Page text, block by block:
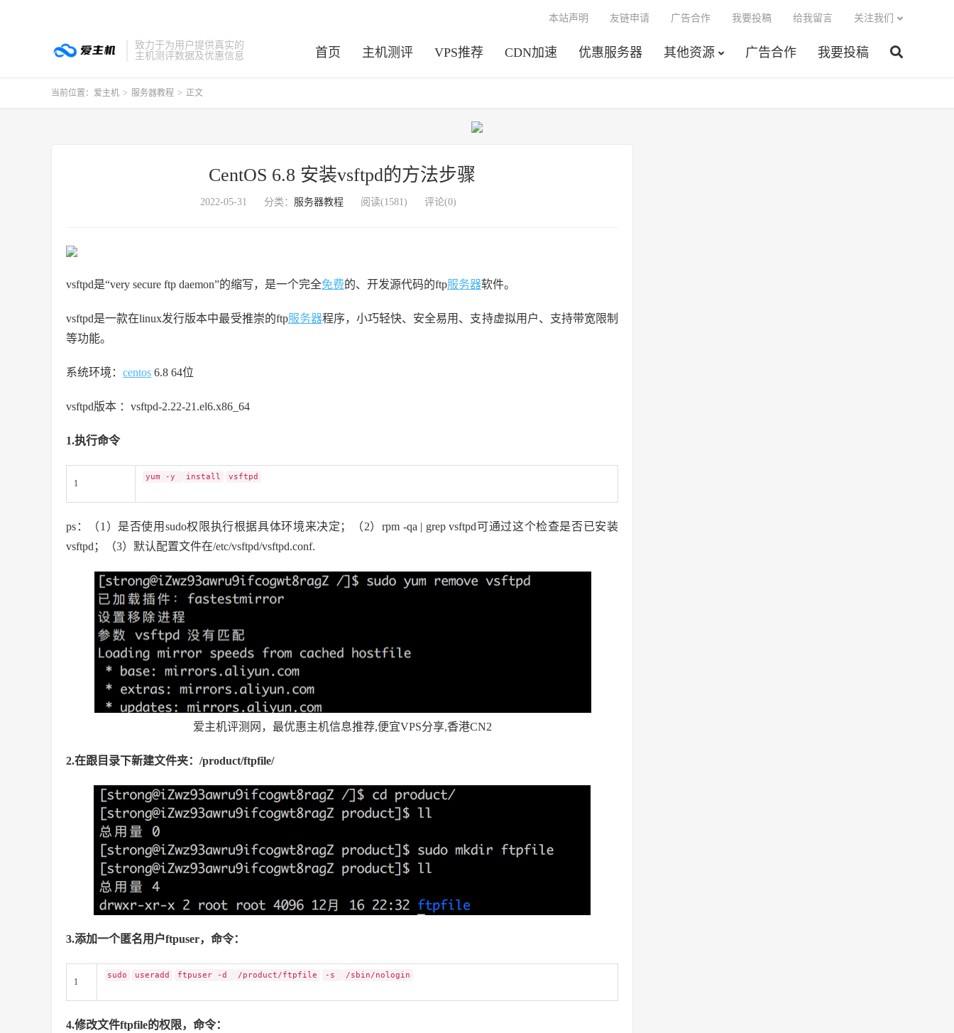
致力于为用户提供真实的
主机测评数据及优惠信息
首页 主机测评 VPS推荐 CDN加速 优惠服务器 其他资源 广告合作 我要投稿
本站声明 友链申请 广告合作 我要投稿 给我留言 关注我们
当前位置： 爱主机 > 服务器教程 > 正文
CentOS 6.8 安装vsftpd的方法步骤
2022-05-31 分类： 服务器教程 阅读(1581) 评论(0)
vsftpd是“very secure ftp daemon”的缩写，是一个完全免费的、开发源代码的ftp服务器软件。
vsftpd是一款在linux发行版本中最受推崇的ftp服务器程序，小巧轻快、安全易用、支持虚拟用户、支持带宽限制
等功能。
系统环境： centos 6.8 64位
vsftpd版本 ：vsftpd-2.22-21.el6.x86_64
1.执行命令
1
yum -y install vsftpd
ps：（1）是否使用sudo权限执行根据具体环境来决定；（2）rpm -qa | grep vsftpd可通过这个检查是否已安装
vsftpd；（3）默认配置文件在/etc/vsftpd/vsftpd.conf.
爱主机评测网，最优惠主机信息推荐,便宜VPS分享,香港CN2
2.在跟目录下新建文件夹：/product/ftpfile/
3.添加一个匿名用户ftpuser，命令：
1
sudo useradd ftpuser -d /product/ftpfile -s /sbin/nologin
4.修改文件ftpfile的权限，命令：